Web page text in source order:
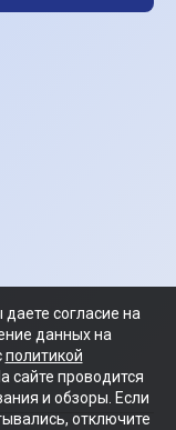
согласие на
данных на
политикой
сайте проводится
и обзоры. Если
отключите